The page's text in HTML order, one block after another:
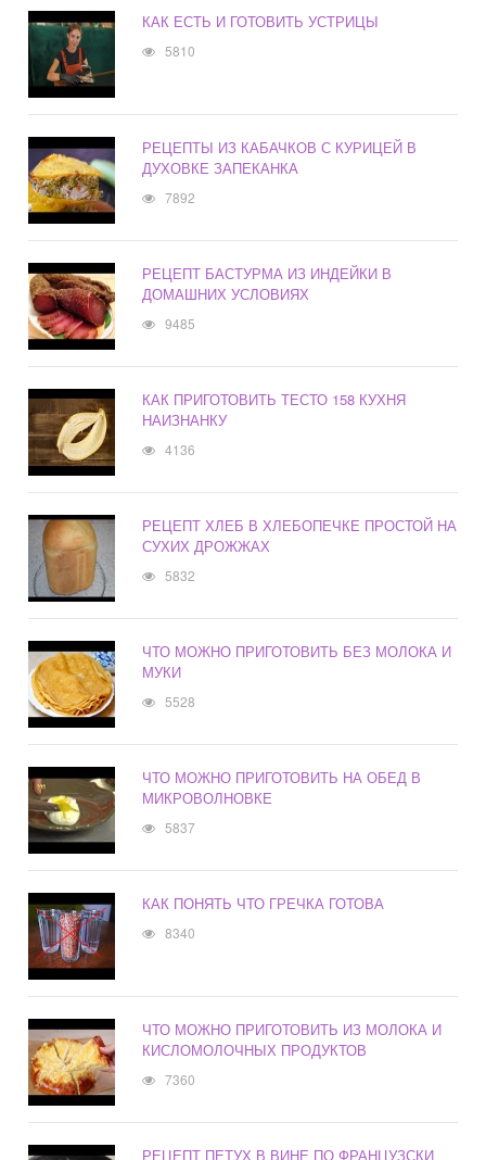
КАК ЕСТЬ И ГОТОВИТЬ УСТРИЦЫ
5810
РЕЦЕПТЫ ИЗ КАБАЧКОВ С КУРИЦЕЙ В
ДУХОВКЕ ЗАПЕКАНКА
7892
РЕЦЕПТ БАСТУРМА ИЗ ИНДЕЙКИ В
ДОМАШНИХ УСЛОВИЯХ
9485
КАК ПРИГОТОВИТЬ ТЕСТО 158 КУХНЯ
НАИЗНАНКУ
4136
РЕЦЕПТ ХЛЕБ В ХЛЕБОПЕЧКЕ ПРОСТОЙ НА
СУХИХ ДРОЖЖАХ
5832
ЧТО МОЖНО ПРИГОТОВИТЬ БЕЗ МОЛОКА И
МУКИ
5528
ЧТО МОЖНО ПРИГОТОВИТЬ НА ОБЕД В
МИКРОВОЛНОВКЕ
5837
КАК ПОНЯТЬ ЧТО ГРЕЧКА ГОТОВА
8340
ЧТО МОЖНО ПРИГОТОВИТЬ ИЗ МОЛОКА И
КИСЛОМОЛОЧНЫХ ПРОДУКТОВ
7360
РЕЦЕПТ ПЕТУХ В ВИНЕ ПО ФРАНЦУЗСКИ